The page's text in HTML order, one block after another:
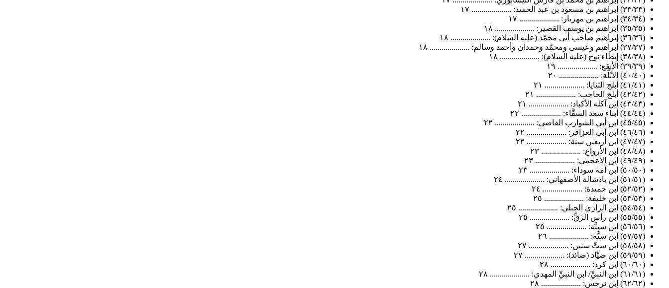
(٣٣/٣٣) إبراهيم بن مسعود بن عبد الحميد: .................... ١٧
(٣٤/٣٤) إبراهيم بن مهزيار: .................... ١٧
(٣٥/٣٥) إبراهيم بن يوسف القصير: .................... ١٨
(٣٦/٣٦) إبراهيم صاحب أبي محمّد (عليه السلام): .................... ١٨
(٣٧/٣٧) إبراهيم وعيسى ومحمّد وحمدان وأحمد وسالم: .................... ١٨
(٣٨/٣٨) إبطاء نوح (عليه السلام): .................... ١٨
(٣٩/٣٩) الأبقع: .................... ١٩
(٤٠/٤٠) الأبُلَّة: .................... ٢٠
(٤١/٤١) أبلج الثنايا: .................... ٢١
(٤٢/٤٢) أبلج الحاجب: .................... ٢١
(٤٣/٤٣) ابن آكلة الأكباد: .................... ٢١
(٤٤/٤٤) أبناء سعد السقَّاء: .................... ٢٢
(٤٥/٤٥) ابن أبي الشوارب القاضي: .................... ٢٢
(٤٦/٤٦) ابن أبي العزاقر: .................... ٢٢
(٤٧/٤٧) ابن أربعين سنة: .................... ٢٢
(٤٨/٤٨) ابن الأرواع: .................... ٢٣
(٤٩/٤٩) ابن الأعجمي: .................... ٢٣
(٥٠/٥٠) ابن أَمَة سوداء: .................... ٢٣
(٥١/٥١) ابن باذشالة الأصفهاني: .................... ٢٤
(٥٢/٥٢) ابن حميدة: .................... ٢٤
(٥٣/٥٣) ابن خليفة: .................... ٢٥
(٥٤/٥٤) ابن الرازي الجبلي: .................... ٢٥
(٥٥/٥٥) ابن رأس الزقِّ: .................... ٢٥
(٥٦/٥٦) ابن سبيَّة: .................... ٢٥
(٥٧/٥٧) ابن ستَّة: .................... ٢٦
(٥٨/٥٨) ابن ستِّ سنين: .................... ٢٧
(٥٩/٥٩) ابن صيَّاد (صائد): .................... ٢٧
(٦٠/٦٠) ابن كرد: .................... ٢٨
(٦١/٦١) ابن النبيِّ/ ابن النبيِّ المهدي: .................... ٢٨
(٦٢/٦٢) ابن نرجس: .................... ٢٨